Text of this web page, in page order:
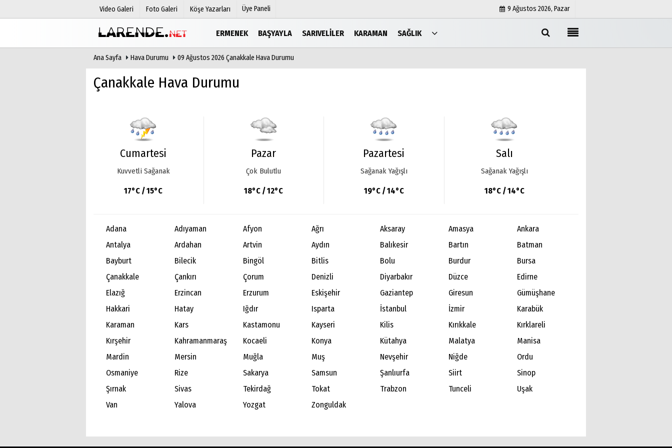
Video Galeri Foto Galeri Köşe Yazarları Üye Paneli 9 Ağustos 2026, Pazar
ERMENEK BAŞYAYLA SARIVELILER KARAMAN SAĞLIK
Hava Durumu
Anketler
Ana Sayfa Hava Durumu 09 Ağustos 2026 Çanakkale Hava Durumu
Çanakkale Hava Durumu
Cumartesi
Kuvvetli Sağanak
17°C / 15°C
Pazar
Çok Bulutlu
18°C / 12°C
Pazartesi
Sağanak Yağışlı
19°C / 14°C
Salı
Sağanak Yağışlı
18°C / 14°C
Adana Adıyaman Afyon Ağrı Aksaray Amasya
Ankara
Antalya
Ardahan Artvin Aydın Balıkesir Bartın
Batman
Bayburt
Bilecik Bingöl Bitlis Bolu Burdur
Bursa
Çanakkale
Çankırı Çorum Denizli Diyarbakır Düzce
Edirne
Elazığ
Erzincan Erzurum Eskişehir Gaziantep Giresun
Gümüşhane
Hakkari
Hatay Iğdır Isparta İstanbul İzmir
Karabük
Karaman
Kars Kastamonu Kayseri Kilis Kırıkkale
Kırklareli
Kırşehir
Kahramanmaraş Kocaeli Konya Kütahya Malatya
Manisa
Mardin
Mersin Muğla Muş Nevşehir Niğde
Ordu
Osmaniye
Rize Sakarya Samsun Şanlıurfa Siirt
Sinop
Şırnak
Sivas Tekirdağ Tokat Trabzon Tunceli
Uşak
Van
Yalova Yozgat Zonguldak